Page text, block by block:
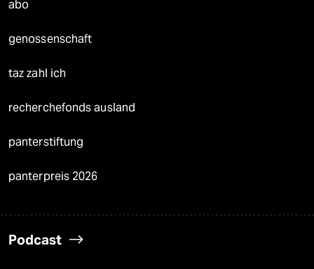
abo
genossenschaft
taz zahl ich
recherchefonds ausland
panterstiftung
panterpreis 2026
Podcast